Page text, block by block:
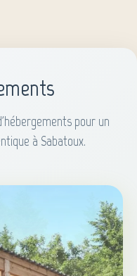
pour un
à Sabatoux.